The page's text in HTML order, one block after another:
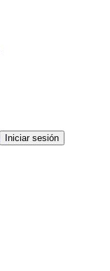
Iniciar sesión